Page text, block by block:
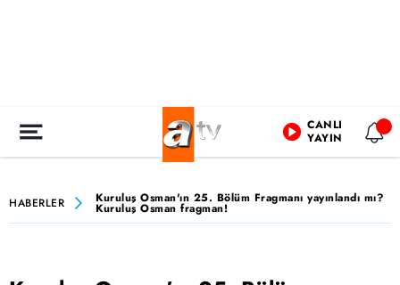
CANLI
YAYIN
HABERLER Kuruluş Osman'ın 25. Bölüm Fragmanı yayınlandı mı?
Kuruluş Osman fragman!